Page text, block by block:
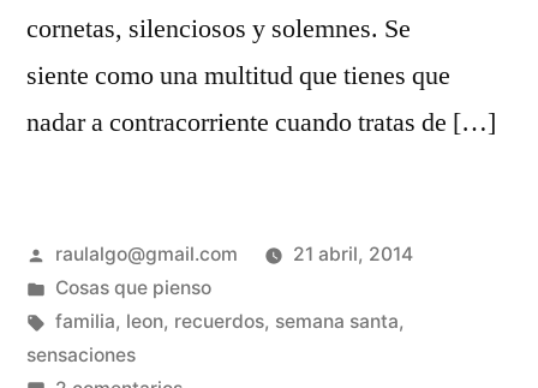
cornetas, silenciosos y solemnes. Se
siente como una multitud que tienes que
nadar a contracorriente cuando tratas de […]
Publicado
por
raulalgo@gmail.com
21 abril, 2014
Publicado
en
Cosas que pienso
Etiquetas:
familia, leon, recuerdos, semana santa,
sensaciones